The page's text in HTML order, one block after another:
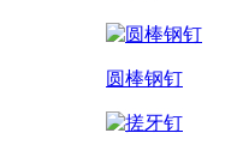
圆棒钢钉